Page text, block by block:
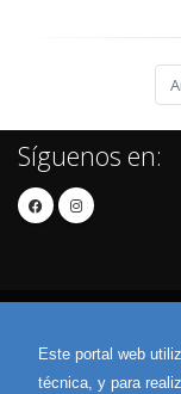
Este portal web
técnica, y para
Síguenos en: